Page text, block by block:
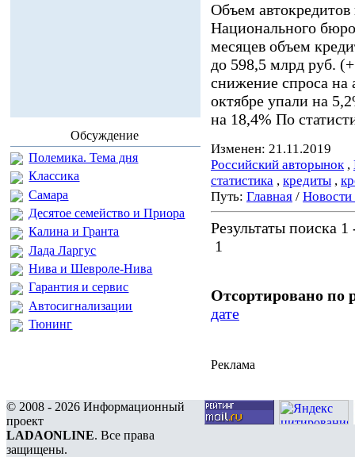
Обсуждение
Полемика. Тема дня
Классика
Самара
Десятое семейство и Приора
Калина и Гранта
Лада Ларгус
Нива и Шевроле-Нива
Гарантия и сервис
Автосигнализации
Тюнинг
Объем
Национального
месяцев объем
до 598,5 млрд руб.
снижение спроса на
октябре упали на
на 18,4% По
Изменен: 21.11.2019
Российский авторынок,
статистика , кредиты ,
Путь: Главная /
Результаты поиска 1
1
Отсортировано по
дате
Реклама
© 2008 - 2026 Информационный
проект
LADAONLINE. Все права
защищены.